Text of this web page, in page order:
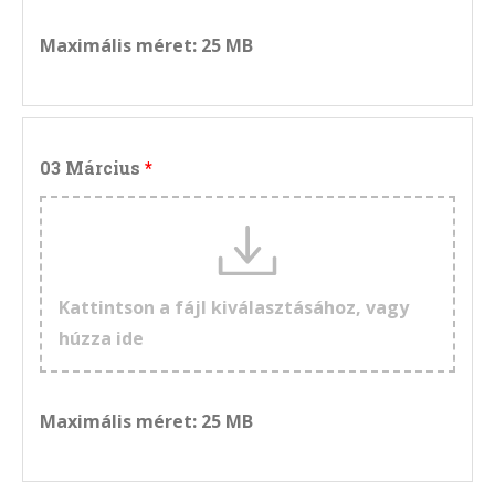
Maximális méret: 25 MB
03 Március
Kattintson a fájl kiválasztásához, vagy
húzza ide
Maximális méret: 25 MB